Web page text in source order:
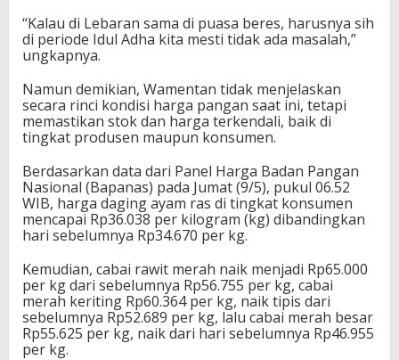
“Kalau di Lebaran sama di puasa beres, harusnya sih
di periode Idul Adha kita mesti tidak ada masalah,”
ungkapnya.
Namun demikian, Wamentan tidak menjelaskan
secara rinci kondisi harga pangan saat ini, tetapi
memastikan stok dan harga terkendali, baik di
tingkat produsen maupun konsumen.
Berdasarkan data dari Panel Harga Badan Pangan
Nasional (Bapanas) pada Jumat (9/5), pukul 06.52
WIB, harga daging ayam ras di tingkat konsumen
mencapai Rp36.038 per kilogram (kg) dibandingkan
hari sebelumnya Rp34.670 per kg.
Kemudian, cabai rawit merah naik menjadi Rp65.000
per kg dari sebelumnya Rp56.755 per kg, cabai
merah keriting Rp60.364 per kg, naik tipis dari
sebelumnya Rp52.689 per kg, lalu cabai merah besar
Rp55.625 per kg, naik dari hari sebelumnya Rp46.955
per kg.